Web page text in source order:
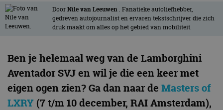
DoorNile van Leeuwen . Fanatieke autoliefhebber,
gedreven autojournalist en ervaren tekstschrijver die zich
druk maakt om alles op het gebied van mobiliteit.
Ben je helemaal weg van de Lamborghini
Aventador SVJ en wil je die een keer met
eigen ogen zien? Ga dan naar de Masters of
LXRY (7 t/m 10 december, RAI Amsterdam),